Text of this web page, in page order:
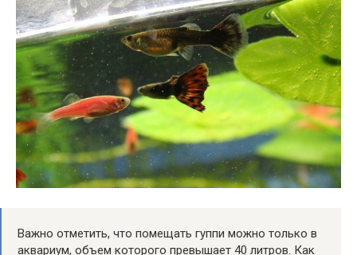
Важно отметить, что помещать гуппи можно только в
аквариум, объем которого превышает 40 литров. Как